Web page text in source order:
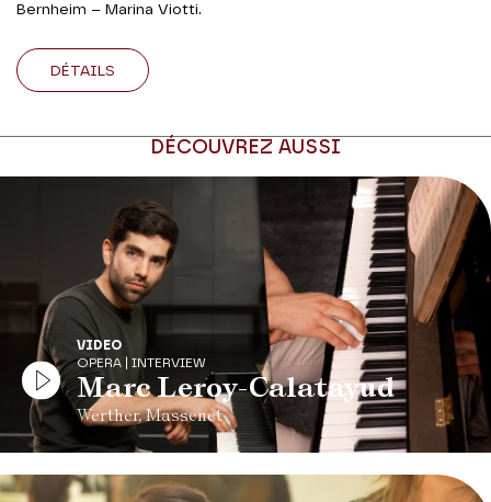
Bernheim – Marina Viotti.
DÉTAILS
DÉCOUVREZ AUSSI
VIDEO
OPERA | INTERVIEW
Marc Leroy-Calatayud
Werther, Massenet